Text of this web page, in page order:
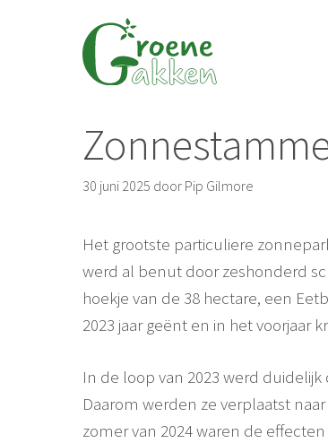
30 juni 2025 door Pip Gilmore
Het grootste particuliere
werd al benut door zeshonderd
hoekje van de 38 hectare, een
2023 jaar geënt en in het voorjaar
In de loop van 2023 werd
Daarom werden ze verplaatst
zomer van 2024 waren de